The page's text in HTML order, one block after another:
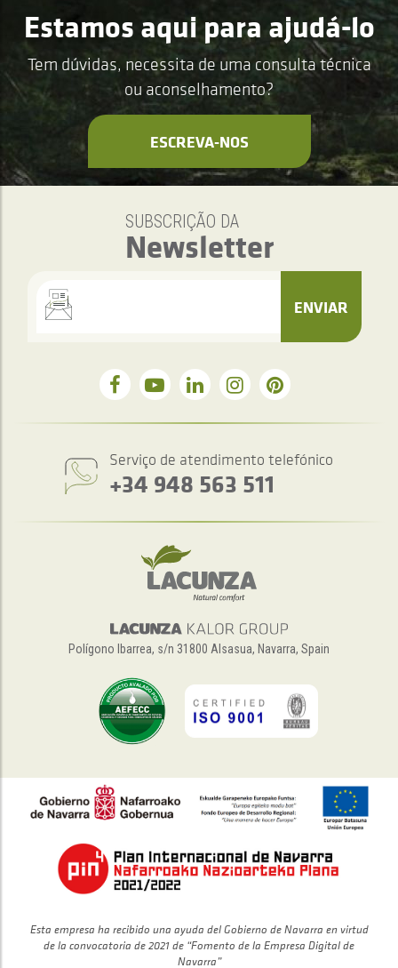
Estamos aqui para ajudá-lo
Tem dúvidas, necessita de uma consulta técnica
ou aconselhamento?
ESCREVA-NOS
SUBSCRIÇÃO DA
Newsletter
ENVIAR
Serviço de atendimento telefónico
+34 948 563 511
Polígono Ibarrea, s/n 31800 Alsasua, Navarra, Spain
Esta empresa ha recibido una ayuda del Gobierno de Navarra en virtud
de la convocatoria de 2021 de “Fomento de la Empresa Digital de
Navarra”